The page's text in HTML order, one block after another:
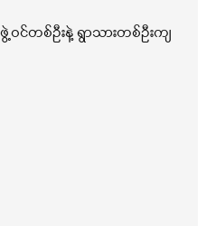
င်တစ်ဦးနဲ့ ရွာသားတစ်ဦးကျ